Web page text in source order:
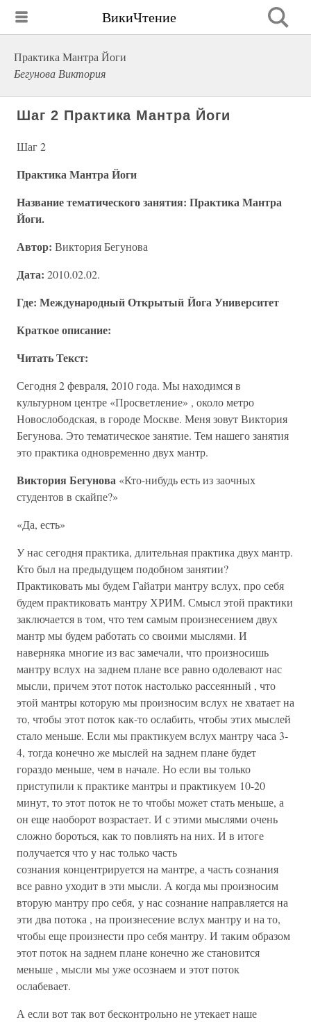
ВикиЧтение
Практика Мантра Йоги
Бегунова Виктория
Шаг 2 Практика Мантра Йоги
Шаг 2
Практика Мантра Йоги
Название тематического занятия: Практика Мантра
Йоги.
Автор: Виктория Бегунова
Дата: 2010.02.02.
Где: Международный Открытый Йога Университет
Краткое описание:
Читать Текст:
Сегодня 2 февраля, 2010 года. Мы находимся в
культурном центре «Просветление» , около метро
Новослободская, в городе Москве. Меня зовут Виктория
Бегунова. Это тематическое занятие. Тем нашего занятия
это практика одновременно двух мантр.
Виктория Бегунова «Кто-нибудь есть из заочных
студентов в скайпе?»
«Да, есть»
У нас сегодня практика, длительная практика двух мантр.
Кто был на предыдущем подобном занятии?
Практиковать мы будем Гайатри мантру вслух, про себя
будем практиковать мантру ХРИМ. Смысл этой практики
заключается в том, что тем самым произнесением двух
мантр мы будем работать со своими мыслями. И
наверняка многие из вас замечали, что произносишь
мантру вслух на заднем плане все равно одолевают нас
мысли, причем этот поток настолько рассеянный , что
этой мантры которую мы произносим вслух не хватает на
то, чтобы этот поток как-то ослабить, чтобы этих мыслей
стало меньше. Если мы практикуем вслух мантру часа 3-
4, тогда конечно же мыслей на заднем плане будет
гораздо меньше, чем в начале. Но если вы только
приступили к практике мантры и практикуем 10-20
минут, то этот поток не то чтобы может стать меньше, а
он еще наоборот возрастает. И с этими мыслями очень
сложно бороться, как то повлиять на них. И в итоге
получается что у нас только часть
сознания концентрируется на мантре, а часть сознания
все равно уходит в эти мысли. А когда мы произносим
вторую мантру про себя, у нас сознание направляется на
эти два потока , на произнесение вслух мантру и на то,
чтобы еще произнести про себя мантру. И таким образом
этот поток на заднем плане конечно же становится
меньше , мысли мы уже осознаем и этот поток
ослабевает.
А если вот так вот бесконтрольно не утекает наше